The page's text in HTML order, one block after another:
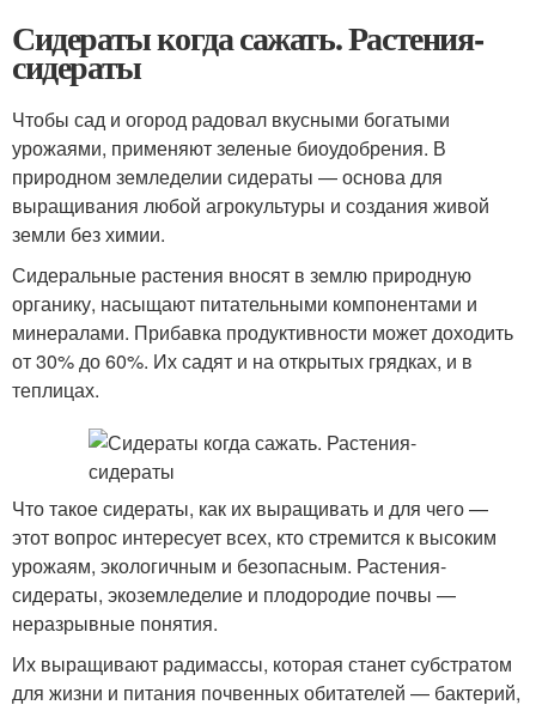
Сидераты когда сажать. Растения-
сидераты
Чтобы сад и огород радовал вкусными богатыми
урожаями, применяют зеленые биоудобрения. В
природном земледелии сидераты — основа для
выращивания любой агрокультуры и создания живой
земли без химии.
Сидеральные растения вносят в землю природную
органику, насыщают питательными компонентами и
минералами. Прибавка продуктивности может доходить
от 30% до 60%. Их садят и на открытых грядках, и в
теплицах.
Что такое сидераты, как их выращивать и для чего —
этот вопрос интересует всех, кто стремится к высоким
урожаям, экологичным и безопасным. Растения-
сидераты, экоземледелие и плодородие почвы —
неразрывные понятия.
Их выращивают радимассы, которая станет субстратом
для жизни и питания почвенных обитателей — бактерий,